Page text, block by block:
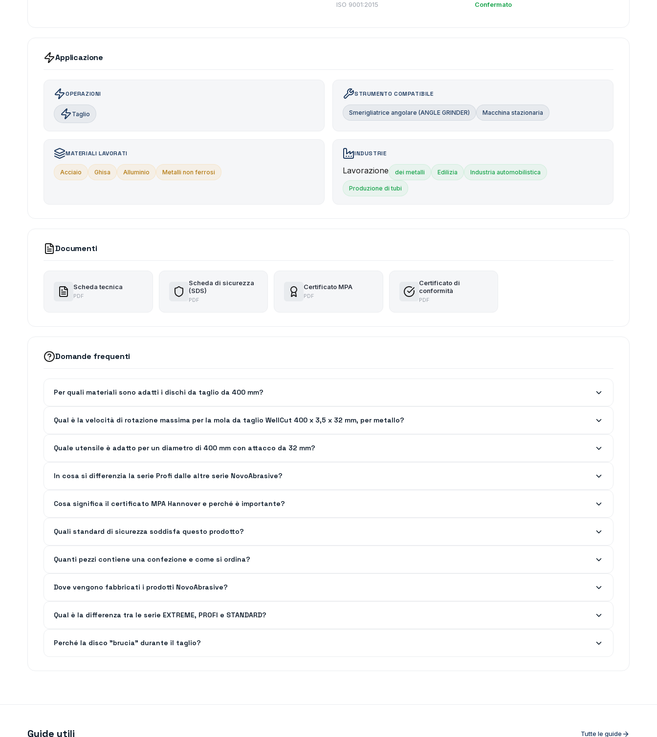
ISO 9001:2015 Confermato
Applicazione
OPERAZIONI
Taglio
STRUMENTO COMPATIBILE
Smerigliatrice angolare (ANGLE GRINDER) Macchina stazionaria
MATERIALI LAVORATI
Acciaio Ghisa Alluminio Metalli non ferrosi
INDUSTRIE
Lavorazione dei metalli Edilizia Industria automobilistica
Produzione di tubi
Documenti
Scheda tecnica
PDF
Scheda di sicurezza
(SDS)
PDF
Certificato MPA
PDF
Certificato di
conformità
PDF
Domande frequenti
Per quali materiali sono adatti i dischi da taglio da 400 mm?
Qual è la velocità di rotazione massima per la mola da taglio WellCut 400 x 3,5 x 32 mm, per metallo?
Quale utensile è adatto per un diametro di 400 mm con attacco da 32 mm?
In cosa si differenzia la serie Profi dalle altre serie NovoAbrasive?
Cosa significa il certificato MPA Hannover e perché è importante?
Quali standard di sicurezza soddisfa questo prodotto?
Quanti pezzi contiene una confezione e come si ordina?
Dove vengono fabbricati i prodotti NovoAbrasive?
Qual è la differenza tra le serie EXTREME, PROFI e STANDARD?
Perché la disco "brucia" durante il taglio?
Guide utili Tutte le guide